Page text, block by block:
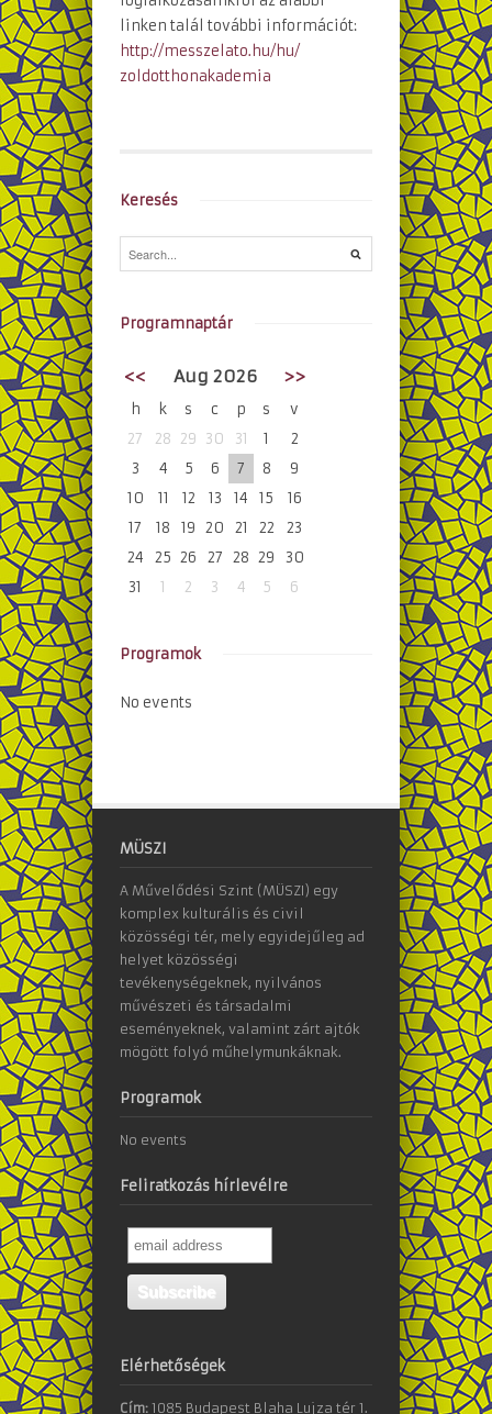
linken talál további információt:
http://messzelato.hu/hu/
zoldotthonakademia
Keresés
Programnaptár
<< Aug 2026 >>
h k s c p s
v
27
28 29 30 31 1
2
3
4 5 6 7 8
9
10
11 12 13 14 15
16
17
18 19 20 21 22
23
24
25 26 27 28 29
30
31
1 2 3 4 5 6
Programok
No events
MÜSZI
A Művelődési Szint (MÜSZI) egy
komplex kulturális és civil
közösségi tér, mely egyidejűleg ad
helyet közösségi
tevékenységeknek, nyilvános
művészeti és társadalmi
eseményeknek, valamint zárt ajtók
mögött folyó műhelymunkáknak.
Programok
No events
Feliratkozás hírlevélre
Elérhetőségek
Cím: 1085 Budapest Blaha Lujza tér 1.